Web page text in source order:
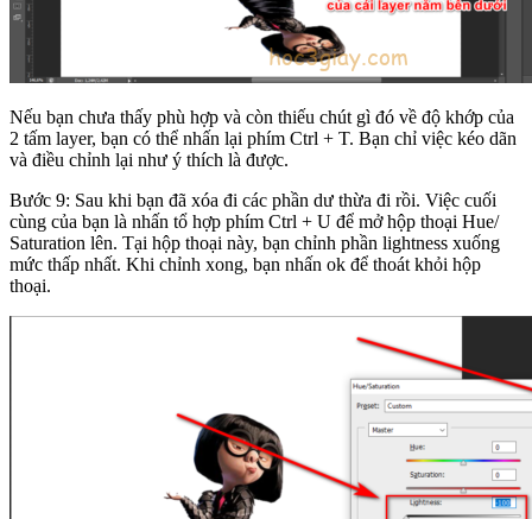
Nếu bạn chưa thấy phù hợp và còn thiếu chút gì đó về độ khớp của
2 tấm layer, bạn có thể nhấn lại phím Ctrl + T. Bạn chỉ việc kéo dãn
và điều chỉnh lại như ý thích là được.
Bước 9: Sau khi bạn đã xóa đi các phần dư thừa đi rồi. Việc cuối
cùng của bạn là nhấn tổ hợp phím Ctrl + U để mở hộp thoại Hue/
Saturation lên. Tại hộp thoại này, bạn chỉnh phần lightness xuống
mức thấp nhất. Khi chỉnh xong, bạn nhấn ok để thoát khỏi hộp
thoại.